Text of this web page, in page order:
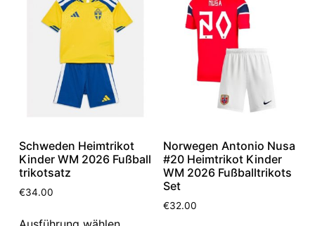
Schweden Heimtrikot
Kinder WM 2026 Fußball
trikotsatz
€34.00
Norwegen Antonio Nusa
#20 Heimtrikot Kinder
WM 2026 Fußballtrikots
Set
€32.00